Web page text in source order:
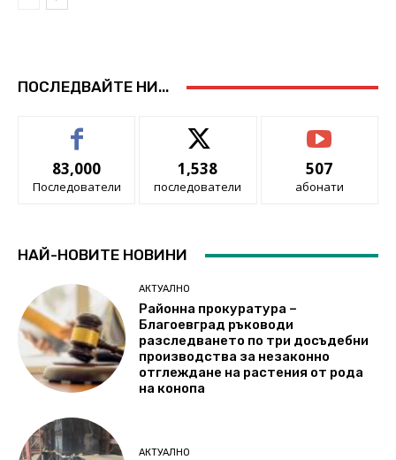
ПОСЛЕДВАЙТЕ НИ...
83,000
Последователи
1,538
последователи
507
абонати
НАЙ-НОВИТЕ НОВИНИ
АКТУАЛНО
Районна прокуратура –
Благоевград ръководи
разследването по три досъдебни
производства за незаконно
отглеждане на растения от рода
на конопа
АКТУАЛНО